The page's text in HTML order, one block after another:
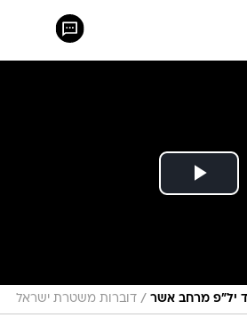
יל"פ מרחב אשר / דוברות משטרת ישראל